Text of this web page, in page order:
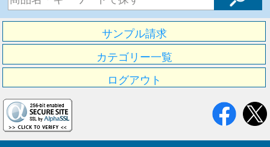
サンプル請求
カテゴリー一覧
ログアウト